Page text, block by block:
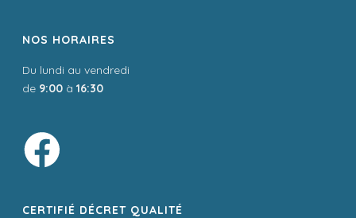
NOS HORAIRES
Du lundi au vendredi
de 9:00 à16:30
CERTIFIÉ DÉCRET QUALITÉ